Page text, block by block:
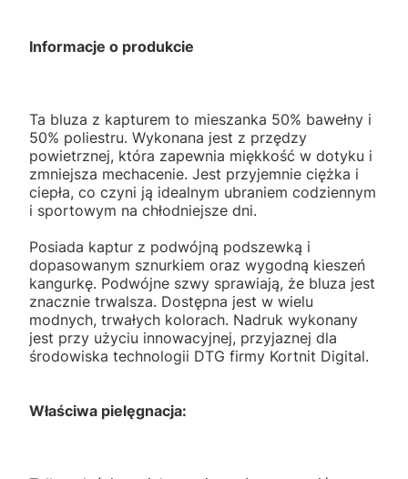
Informacje o produkcie
Ta bluza z kapturem to mieszanka 50% bawełny i
50% poliestru. Wykonana jest z przędzy
powietrznej, która zapewnia miękkość w dotyku i
zmniejsza mechacenie. Jest przyjemnie ciężka i
ciepła, co czyni ją idealnym ubraniem codziennym
i sportowym na chłodniejsze dni.
Posiada kaptur z podwójną podszewką i
dopasowanym sznurkiem oraz wygodną kieszeń
kangurkę. Podwójne szwy sprawiają, że bluza jest
znacznie trwalsza. Dostępna jest w wielu
modnych, trwałych kolorach. Nadruk wykonany
jest przy użyciu innowacyjnej, przyjaznej dla
środowiska technologii DTG firmy Kortnit Digital.
Właściwa pielęgnacja: